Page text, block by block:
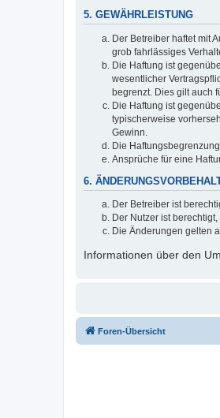
5. GEWÄHRLEISTUNG
Der Betreiber haftet mit
grob fahrlässiges
Die Haftung ist
wesentlicher
begrenzt. Dies gilt auch
Die Haftung ist
typischerweise
Gewinn.
Die
Ansprüche für eine
6.
Der Betreiber ist
Der Nutzer ist
Die Änderungen gelten
Informationen über den
Foren-Übersicht